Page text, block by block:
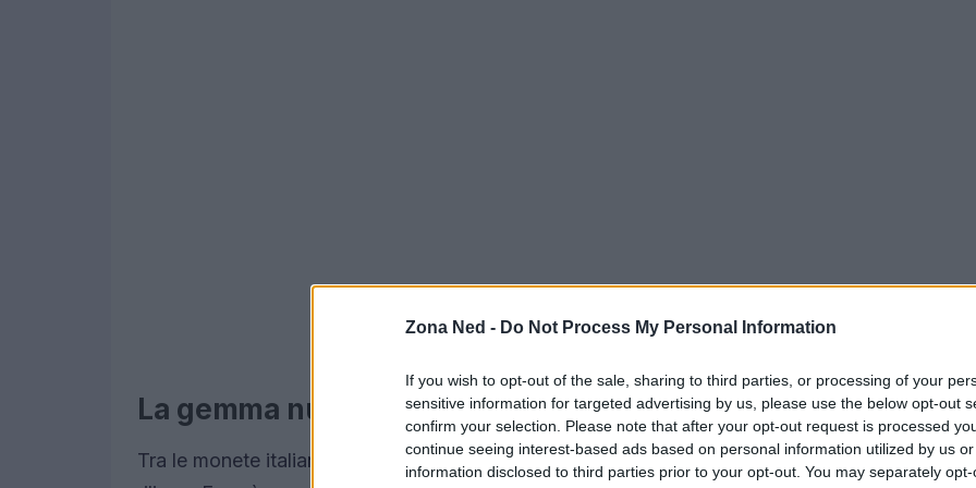
Zona Ned - Do Not Process My Personal Information
If you wish to opt-out of the sale, sharing to third parties, or processing of your
sensitive information for targeted advertising by us, please use the below opt-out
confirm your selection. Please note that after your opt-out request is processed
continue seeing interest-based ads based on personal information utilized by us
information disclosed to third parties prior to your opt-out. You may separately
La gemma numismatica: la 500 lire Caravelle del 1957
Tra le monete italiane, la 500 lire “Caravelle”del 1957 occupa una posizione di